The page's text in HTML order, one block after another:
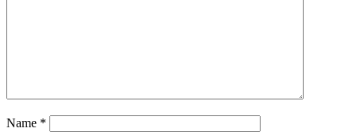
Name *